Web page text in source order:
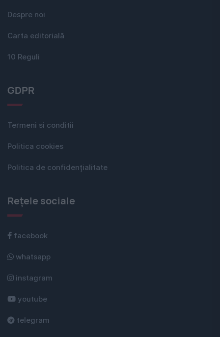
Despre noi
Carta editorială
10 Reguli
GDPR
Termeni si conditii
Politica cookies
Politica de confidențialitate
Rețele sociale
facebook
whatsapp
instagram
youtube
telegram